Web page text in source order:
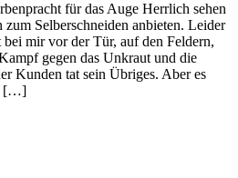
für das Auge Herrlich sehen
Selberschneiden anbieten. Leider
mir vor der Tür, auf den Feldern,
gegen das Unkraut und die
Kunden tat sein Übriges. Aber es
[…]